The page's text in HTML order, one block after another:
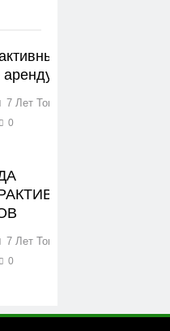
7 Лет Тому
0
7 Лет Тому
0